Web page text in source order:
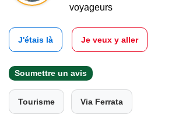
voyageurs
J'étais là Je veux y aller
Soumettre un avis
Tourisme Via Ferrata